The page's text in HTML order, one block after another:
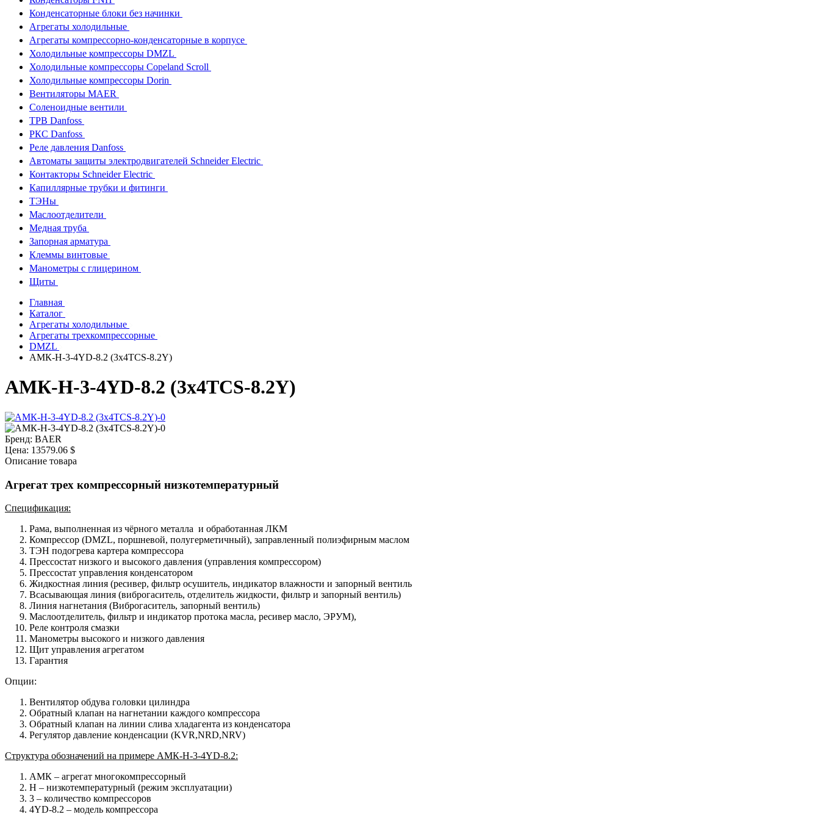
Конденсаторные блоки без начинки
Агрегаты холодильные
Агрегаты компрессорно-конденсаторные в корпусе
Холодильные компрессоры DMZL
Холодильные компрессоры Copeland Scroll
Холодильные компрессоры Dorin
Вентиляторы MAER
Соленоидные вентили
ТРВ Danfoss
РКС Danfoss
Реле давления Danfoss
Автоматы защиты электродвигателей Schneider Electric
Контакторы Schneider Electric
Капиллярные трубки и фитинги
ТЭНы
Маслоотделители
Медная труба
Запорная арматура
Клеммы винтовые
Манометры с глицерином
Щиты
Главная
Каталог
Агрегаты холодильные
Агрегаты трехкомпрессорные
DMZL
АМК-Н-3-4YD-8.2 (3х4TCS-8.2Y)
АМК-Н-3-4YD-8.2 (3х4TCS-8.2Y)
Бренд: BAER
Цена: 13579.06 $
Описание товара
Агрегат трех компрессорный низкотемпературный
Спецификация:
Рама, выполненная из чёрного металла и обработанная ЛКМ
Компрессор (DMZL, поршневой, полугерметичный), заправленный полиэфирным маслом
ТЭН подогрева картера компрессора
Прессостат низкого и высокого давления (управления компрессором)
Прессостат управления конденсатором
Жидкостная линия (ресивер, фильтр осушитель, индикатор влажности и запорный вентиль
Всасывающая линия (виброгаситель, отделитель жидкости, фильтр и запорный вентиль)
Линия нагнетания (Виброгаситель, запорный вентиль)
Маслоотделитель, фильтр и индикатор протока масла, ресивер масло, ЭРУМ),
Реле контроля смазки
Манометры высокого и низкого давления
Щит управления агрегатом
Гарантия
Опции:
Вентилятор обдува головки цилиндра
Обратный клапан на нагнетании каждого компрессора
Обратный клапан на линии слива хладагента из конденсатора
Регулятор давление конденсации (KVR,NRD,NRV)
Структура обозначений на примере AМК-H-3-4YD-8.2:
AМК – агрегат многокомпрессорный
Н – низкотемпературный (режим эксплуатации)
3 – количество компрессоров
4YD-8.2 – модель компрессора